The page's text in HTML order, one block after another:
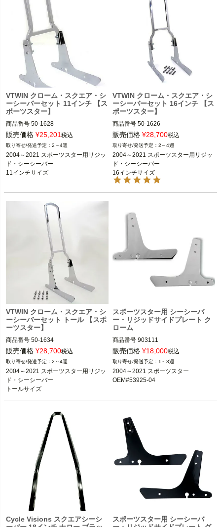
HardDrive（ハードドライブ）
VTWIN クローム・スクエア・シ
ーシーバーセット 11インチ 【ス
ポーツスター】
商品番号 50-1628
2004～2021 スポーツスター
V-TWIN（V-ツイン）
販売価格 ¥25,201 税込
2～4週
2004～2021 スポーツスター用リジッ
ド・シーシーバー
11インチサイズ
VTWIN クローム・スクエア・シ
ーシーバーセット 16インチ 【ス
ポーツスター】
商品番号 50-1626
2004～2021 スポーツスター
V-TWIN（V-ツイン）
販売価格 ¥28,700税込
2～4週
2004～2021 スポーツスター用リジッ
ド・シーシーバー
16インチサイズ
VTWIN クローム・スクエア・シ
ーシーバーセット トール 【スポ
ーツスター】
商品番号 50-1634
2004～2021 スポーツスター
V-TWIN（V-ツイン）
販売価格 ¥28,700税込
2～4週
2004～2021 スポーツスター用リジッ
ド・シーシーバー
トールサイズ
スポーツスター用 シーシーバ
ー・リジッドサイドプレート ク
ローム
商品番号 903111
2004～2021 スポーツスター
※XL1200T、XL1200CX、XR1200/X
販売価格 ¥18,000税込
1～3週
2004～2021 スポーツスター
OEM#53925-04
Cycle Visions スクエアシーシ
スポーツスター用 シーシーバ